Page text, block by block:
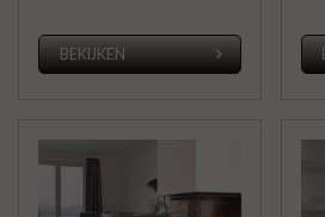
BEKIJKEN